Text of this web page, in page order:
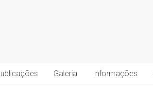
Galeria Informações